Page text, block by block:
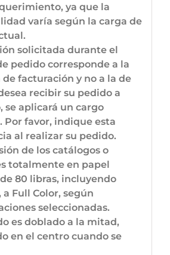
ya que la
varía según la carga de
solicitada durante el
pedido corresponde a la
facturación y no a la de
recibir su pedido a
se aplicará un cargo
Por favor, indique esta
al realizar su pedido.
de los catálogos o
totalmente en papel
80 libras, incluyendo
a Full Color, según
seleccionadas.
es doblado a la mitad,
en el centro cuando se